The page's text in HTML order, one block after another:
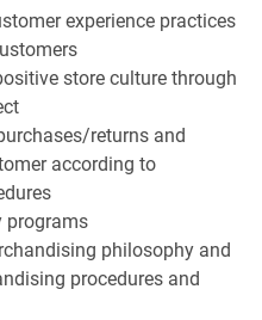
experience practices
store culture through
returns and
according to
programs
philosophy and
procedures and